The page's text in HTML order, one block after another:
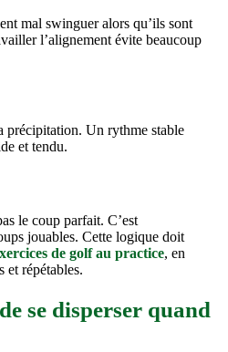
mal swinguer alors qu’ils sont
l’alignement évite beaucoup
précipitation. Un rythme stable
et tendu.
le coup parfait. C’est
jouables. Cette logique doit
de golf au practice, en
et répétables.
se disperser quand